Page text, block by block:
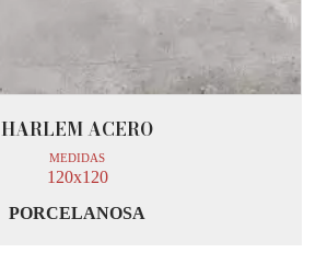
HARLEM ACERO
MEDIDAS
120x120
PORCELANOSA